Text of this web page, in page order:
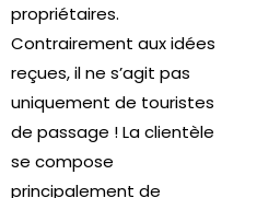
propriétaires.
Contrairement aux idées
reçues, il ne s’agit pas
uniquement de touristes
de passage ! La clientèle
se compose
principalement de